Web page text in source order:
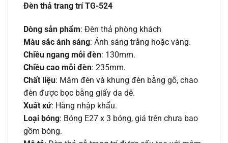
Đèn thả trang trí TG-524
Dòng sản phẩm: Đèn thả phòng khách
Màu sắc ánh sáng: Ánh sáng trắng hoặc vàng.
Chiều ngang mỗi đèn: 130mm.
Chiều cao mỗi đèn: 235mm.
Chất liệu: Mâm đèn và khung đèn bằng gỗ, chao
đèn được bọc bằng giấy da dê.
Xuất xứ: Hàng nhập khẩu.
Loại bóng: Bóng E27 x 3 bóng, giá trên chưa bao
gồm bóng.